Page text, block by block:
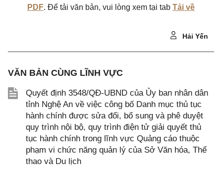
PDF. Để tải văn bản, vui lòng xem tại tab Tải về
Hải Yến
VĂN BẢN CÙNG LĨNH VỰC
Quyết định 3548/QĐ-UBND của Ủy ban nhân dân
tỉnh Nghệ An về việc công bố Danh mục thủ tục
hành chính được sửa đổi, bổ sung và phê duyệt
quy trình nội bộ, quy trình điện tử giải quyết thủ
tục hành chính trong lĩnh vực Quảng cáo thuộc
phạm vi chức năng quản lý của Sở Văn hóa, Thể
thao và Du lịch